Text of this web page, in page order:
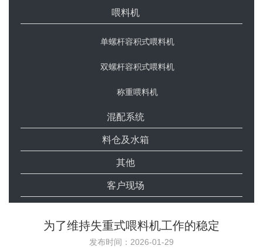
喂料机
单螺杆容积式喂料机
双螺杆容积式喂料机
称重喂料机
混配系统
料仓及水箱
其他
客户现场
为了维持失重式喂料机工作的稳定
发布时间：2026-01-29